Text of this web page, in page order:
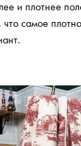
и плотнее
что самое